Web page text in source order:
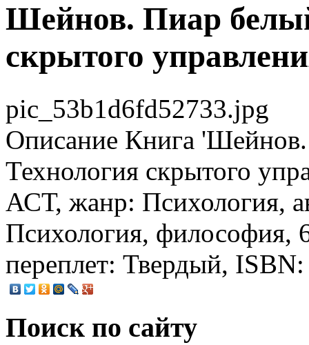
Шейнов. Пиар
скрытого
pic_53b1d6fd52733.jpg
Описание Книга
Технология скрытого
АСТ, жанр: Психология,
Психология, философия,
переплет: Твердый,
Поиск по сайту